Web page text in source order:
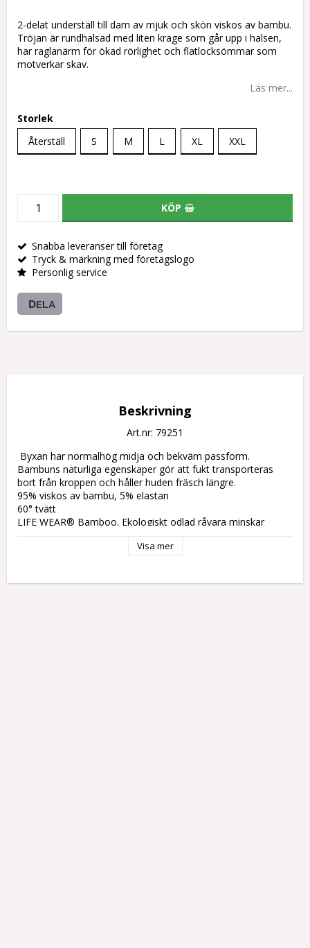
2-delat underställ till dam av mjuk och skön viskos av bambu.
Tröjan är rundhalsad med liten krage som går upp i halsen,
har raglanärm för ökad rörlighet och flatlocksömmar som
motverkar skav.
Läs mer...
Storlek
Återställ
S M L XL XXL
KÖP
Snabba leveranser till företag
Tryck & märkning med företagslogo
Personlig service
DELA
Beskrivning
Art.nr: 79251
Bambuns naturliga egenskaper gör att fukt transporteras
bort från kroppen och håller huden fräsch längre.
95% viskos av bambu, 5% elastan
60° tvätt
LIFE WEAR® Bamboo. Ekologiskt odlad råvara minskar
Naturliga egenskaper, håller materialet fräscht längre.
Visa mer